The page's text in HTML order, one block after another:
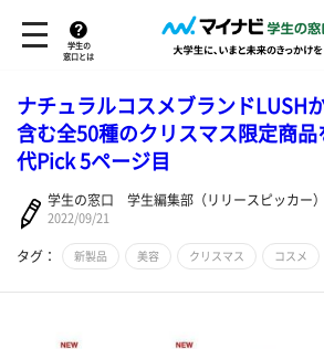
学生の
窓口とは
ナチュラルコスメブランドLUSH
含む全50種のクリスマス限定商品
代Pick 5ページ目
学生の窓口 学生編集部（リリースピッカー）
2022/09/21
タグ： 新製品 美容 クリスマス コスメ